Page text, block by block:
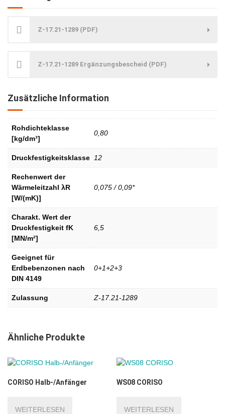
Z-17.21-1289 (PDF)
Z-17.21-1289 Ergänzungsbescheid (PDF)
Zusätzliche Information
Rohdichteklasse
[kg/dm³]
0,80
Druckfestigkeitsklasse 12
Rechenwert der
Wärmeleitzahl λR
[W/(mK)]
0,075 / 0,09*
Charakt. Wert der
Druckfestigkeit fK
[MN/m²]
6,5
Geeignet für
Erdbebenzonen nach
DIN 4149
0+1+2+3
Zulassung Z-17.21-1289
Ähnliche Produkte
CORISO Halb-/Anfänger
WEITERLESEN
WS08 CORISO
WEITERLESEN